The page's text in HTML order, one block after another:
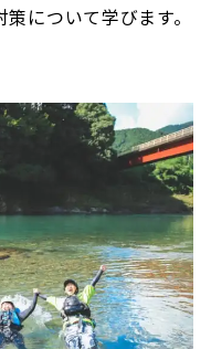
について学びます。